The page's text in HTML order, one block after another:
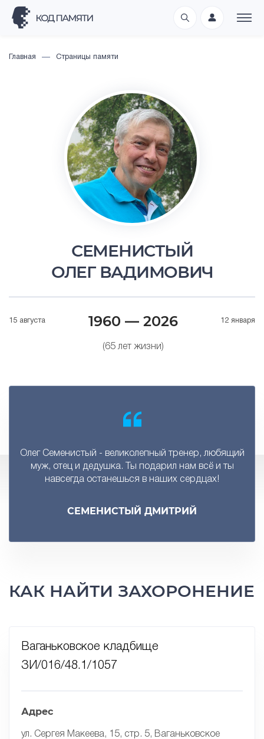
Главная Страницы памяти
СЕМЕНИСТЫЙ
ОЛЕГ ВАДИМОВИЧ
15 августа 1960 — 2026
(65 лет жизни)
12 января
Олег Семенистый - великолепный тренер, любящий
муж, отец и дедушка. Ты подарил нам всё и ты
навсегда останешься в наших сердцах!
СЕМЕНИСТЫЙ ДМИТРИЙ
КАК НАЙТИ ЗАХОРОНЕНИЕ
Ваганьковское кладбище
ЗИ/016/48.1/1057
Адрес
ул. Сергея Макеева, 15, стр. 5, Ваганьковское